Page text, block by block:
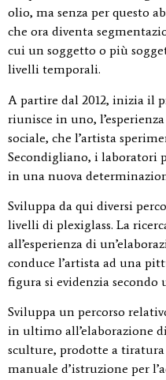
olio, ma senza per questo
che ora diventa
cui un soggetto o più
livelli temporali.
A partire dal 2012, inizia il
riunisce in uno,
sociale, che l’artista
Secondigliano, i laboratori
in una nuova
Sviluppa da qui diversi
livelli di plexiglass. La
all’esperienza di
conduce l’artista ad una
figura si evidenzia secondo
Sviluppa un percorso
in ultimo all’elaborazione
sculture, prodotte a
manuale d’istruzione per